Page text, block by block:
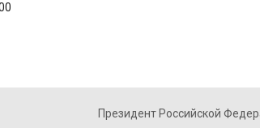
Президент Российской